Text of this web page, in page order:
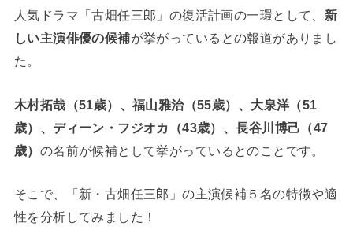
人気ドラマ「古畑任三郎」の復活計画の一環として、 新
しい主演俳優の候補が挙がっているとの報道がありまし
た。
木村拓哉（51歳）、福山雅治（55歳）、大泉洋（51
歳）、ディーン・フジオカ（43歳）、長谷川博己（47
歳） の名前が候補として挙がっているとのことです。
そこで、「新・古畑任三郎」の主演候補５名の特徴や適
性を分析してみました！